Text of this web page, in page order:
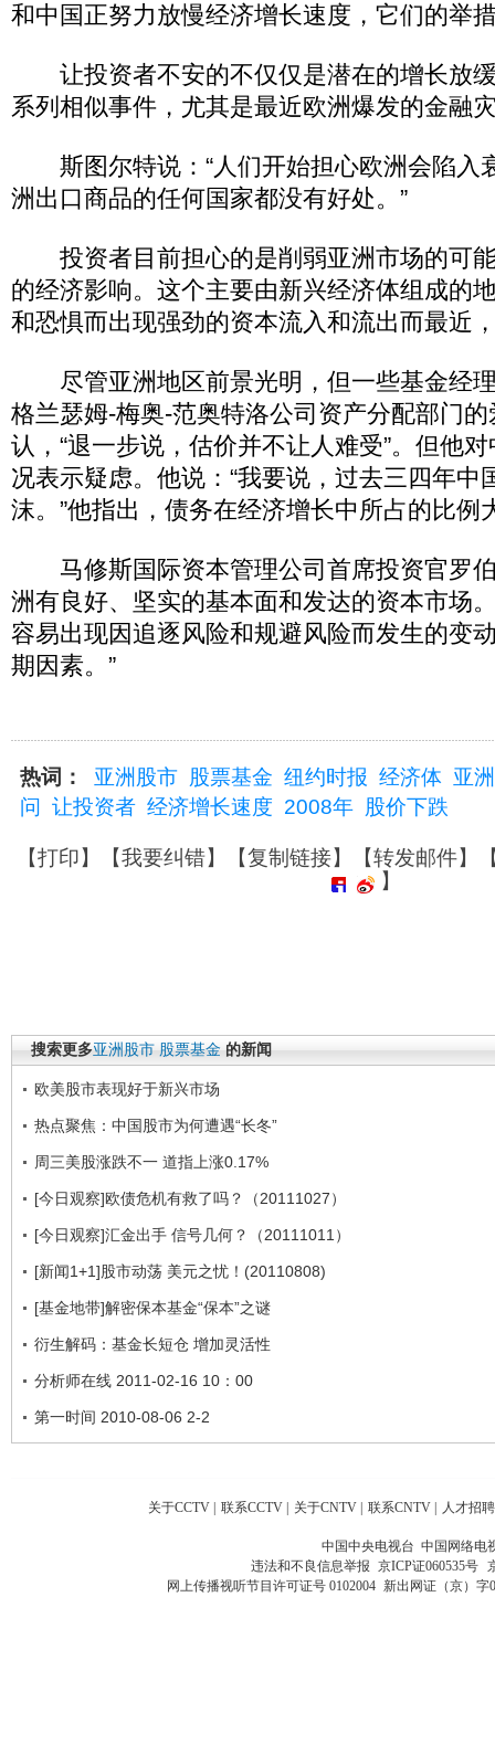
和中国正努力放慢经济增长速度，它们的举
让投资者不安的不仅仅是潜在的增长放
系列相似事件，尤其是最近欧洲爆发的金融
斯图尔特说：“人们开始担心欧洲会陷入
洲出口商品的任何国家都没有好处。”
投资者目前担心的是削弱亚洲市场的可
的经济影响。这个主要由新兴经济体组成的
和恐惧而出现强劲的资本流入和流出而最近
尽管亚洲地区前景光明，但一些基金经
格兰瑟姆-梅奥-范奥特洛公司资产分配部门的
认，“退一步说，估价并不让人难受”。但他
况表示疑虑。他说：“我要说，过去三四年中
沫。”他指出，债务在经济增长中所占的比例
马修斯国际资本管理公司首席投资官罗伯
洲有良好、坚实的基本面和发达的资本市场
容易出现因追逐风险和规避风险而发生的变
期因素。”
热词： 亚洲股市 股票基金 纽约时报 经济体 亚
问
让投资者 经济增长速度 2008年 股价下跌
【打印】【我要纠错】【复制链接】【转发邮件】
】
搜索更多亚洲股市 股票基金 的新闻
欧美股市表现好于新兴市场
热点聚焦：中国股市为何遭遇“长冬”
周三美股涨跌不一 道指上涨0.17%
[今日观察]欧债危机有救了吗？（20111027）
[今日观察]汇金出手 信号几何？（20111011）
[新闻1+1]股市动荡 美元之忧！(20110808)
[基金地带]解密保本基金“保本”之谜
衍生解码：基金长短仓 增加灵活性
分析师在线 2011-02-16 10：00
第一时间 2010-08-06 2-2
关于CCTV | 联系CCTV | 关于CNTV | 联系CNTV | 人才招聘
中国中央电视台 中国网络电
违法和不良信息举报 京ICP证060535号
网上传播视听节目许可证号 0102004 新出网证（京）